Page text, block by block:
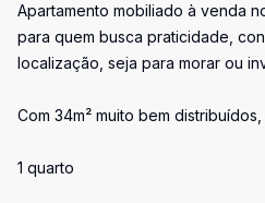
Apartamento mobiliado à venda
para quem busca praticidade,
localização, seja para morar ou
Com 34m² muito bem
1 quarto